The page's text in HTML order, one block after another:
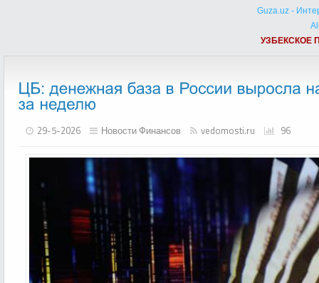
Guza.uz -
УЗБЕКСКОЕ
29-5-2026 Новости Финансов vedomosti.ru 96